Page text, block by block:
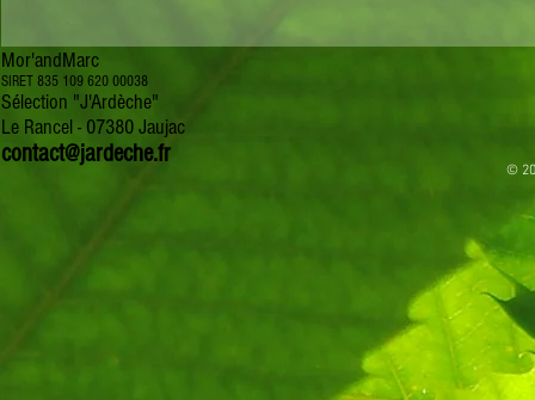
Mor'andMarc
SIRET 835 109 620 00038
Sélection "J'Ardèche"
Le Rancel - 07380 Jaujac
contact@jardeche.fr
©